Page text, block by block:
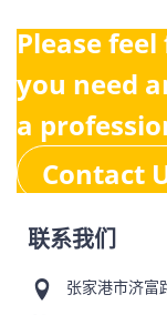
Please
you need
a
Contact
联系我们
张家港市济富